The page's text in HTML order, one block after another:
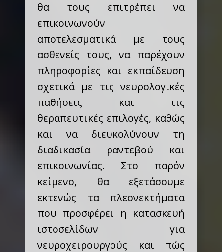
θα τους επιτρέπει να
επικοινωνούν
αποτελεσματικά με τους
ασθενείς τους, να παρέχουν
πληροφορίες και εκπαίδευση
σχετικά με τις νευρολογικές
παθήσεις και τις
θεραπευτικές επιλογές, καθώς
και να διευκολύνουν τη
διαδικασία ραντεβού και
επικοινωνίας. Στο παρόν
κείμενο, θα εξετάσουμε
εκτενώς τα πλεονεκτήματα
που προσφέρει η κατασκευή
ιστοσελίδων για
νευροχειρουργούς και πώς